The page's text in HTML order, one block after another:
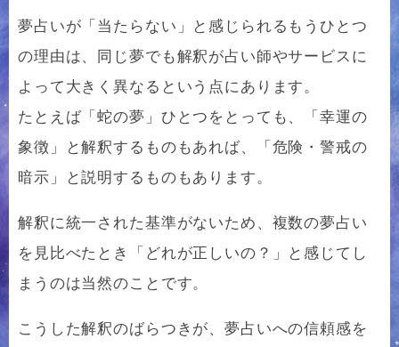
夢占いが「当たらない」と感じられるもうひとつ
の理由は、同じ夢でも解釈が占い師やサービスに
よって大きく異なるという点にあります。
たとえば「蛇の夢」ひとつをとっても、「幸運の
象徴」と解釈するものもあれば、「危険・警戒の
暗示」と説明するものもあります。
解釈に統一された基準がないため、複数の夢占い
を見比べたとき「どれが正しいの？」と感じてし
まうのは当然のことです。
こうした解釈のばらつきが、夢占いへの信頼感を